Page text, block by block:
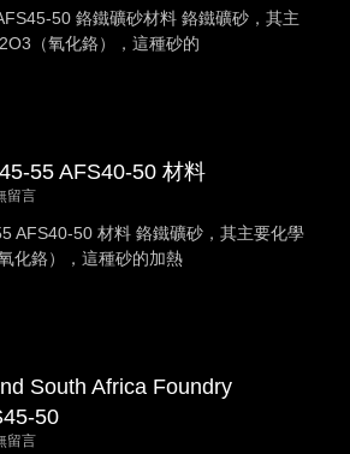
50 鉻鐵礦砂材料 鉻鐵礦砂，其主
（氧化鉻），這種砂的
55 AFS40-50 材料
留言
AFS40-50 材料 鉻鐵礦砂，其主要化學
化鉻），這種砂的加熱
South Africa Foundry
50
留言